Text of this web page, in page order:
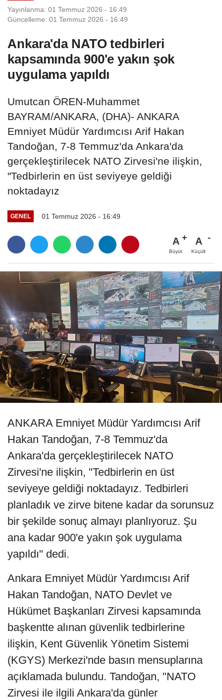
Yayınlanma: 01 Temmuz 2026 - 16:49
Güncelleme: 01 Temmuz 2026 - 16:49
Ankara'da NATO tedbirleri
kapsamında 900'e yakın şok
uygulama yapıldı
Umutcan ÖREN-Muhammet
BAYRAM/ANKARA, (DHA)- ANKARA
Emniyet Müdür Yardımcısı Arif Hakan
Tandoğan, 7-8 Temmuz'da Ankara'da
gerçekleştirilecek NATO Zirvesi'ne ilişkin,
"Tedbirlerin en üst seviyeye geldiği
noktadayız
GENEL 01 Temmuz 2026 - 16:49
A
Büyüt
A
Küçült
ANKARA Emniyet Müdür Yardımcısı Arif
Hakan Tandoğan, 7-8 Temmuz'da
Ankara'da gerçekleştirilecek NATO
Zirvesi'ne ilişkin, "Tedbirlerin en üst
seviyeye geldiği noktadayız. Tedbirleri
planladık ve zirve bitene kadar da sorunsuz
bir şekilde sonuç almayı planlıyoruz. Şu
ana kadar 900'e yakın şok uygulama
yapıldı" dedi.
Ankara Emniyet Müdür Yardımcısı Arif
Hakan Tandoğan, NATO Devlet ve
Hükümet Başkanları Zirvesi kapsamında
başkentte alınan güvenlik tedbirlerine
ilişkin, Kent Güvenlik Yönetim Sistemi
(KGYS) Merkezi'nde basın mensuplarına
açıklamada bulundu. Tandoğan, "NATO
Zirvesi ile ilgili Ankara'da günler